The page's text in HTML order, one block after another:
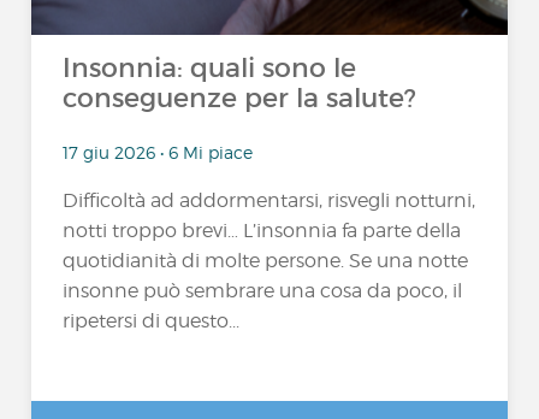
Insonnia: quali sono le
conseguenze per la salute?
17 giu 2026 • 6 Mi piace
Difficoltà ad addormentarsi, risvegli notturni,
notti troppo brevi… L’insonnia fa parte della
quotidianità di molte persone. Se una notte
insonne può sembrare una cosa da poco, il
ripetersi di questo...